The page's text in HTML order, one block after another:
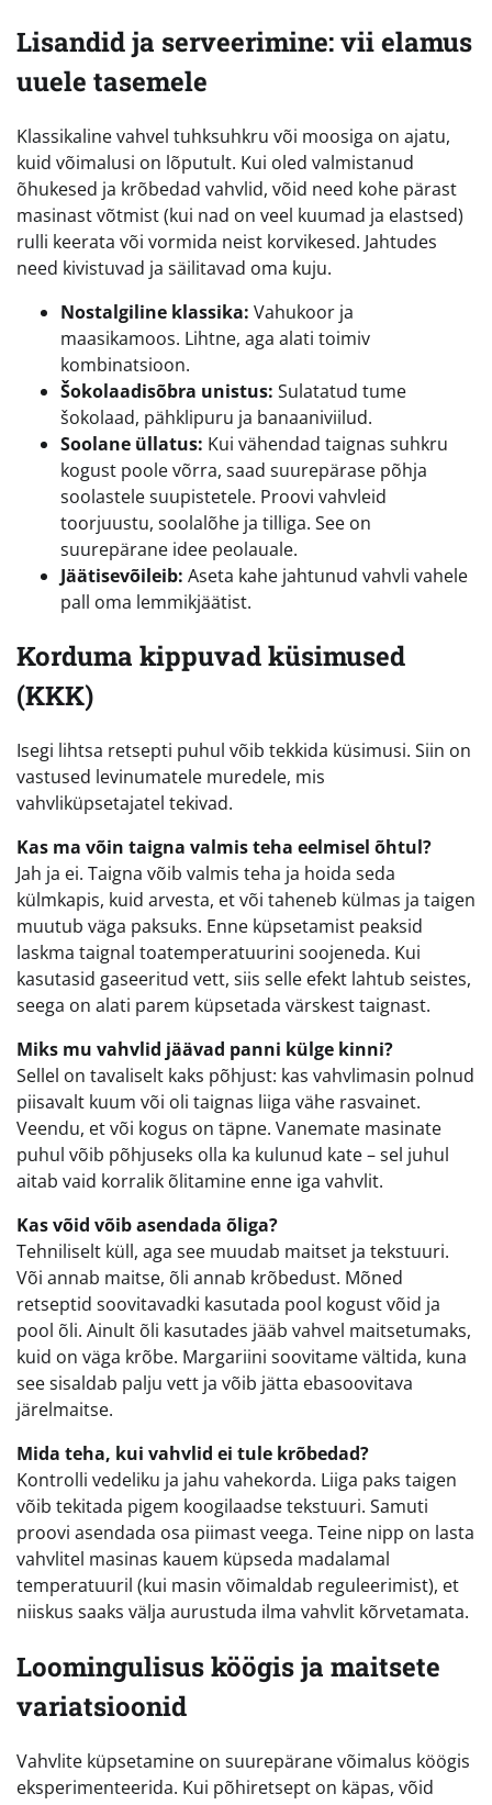
Lisandid ja serveerimine: vii elamus
uuele tasemele
Klassikaline vahvel tuhksuhkru või moosiga on ajatu,
kuid võimalusi on lõputult. Kui oled valmistanud
õhukesed ja krõbedad vahvlid, võid need kohe pärast
masinast võtmist (kui nad on veel kuumad ja elastsed)
rulli keerata või vormida neist korvikesed. Jahtudes
need kivistuvad ja säilitavad oma kuju.
Nostalgiline klassika: Vahukoor ja
maasikamoos. Lihtne, aga alati toimiv
kombinatsioon.
Šokolaadisõbra unistus: Sulatatud tume
šokolaad, pähklipuru ja banaaniviilud.
Soolane üllatus: Kui vähendad taignas suhkru
kogust poole võrra, saad suurepärase põhja
soolastele suupistetele. Proovi vahvleid
toorjuustu, soolalõhe ja tilliga. See on
suurepärane idee peolauale.
Jäätisevõileib: Aseta kahe jahtunud vahvli vahele
pall oma lemmikjäätist.
Korduma kippuvad küsimused
(KKK)
Isegi lihtsa retsepti puhul võib tekkida küsimusi. Siin on
vastused levinumatele muredele, mis
vahvliküpsetajatel tekivad.
Kas ma võin taigna valmis teha eelmisel õhtul?
Jah ja ei. Taigna võib valmis teha ja hoida seda
külmkapis, kuid arvesta, et või taheneb külmas ja taigen
muutub väga paksuks. Enne küpsetamist peaksid
laskma taignal toatemperatuurini soojeneda. Kui
kasutasid gaseeritud vett, siis selle efekt lahtub seistes,
seega on alati parem küpsetada värskest taignast.
Miks mu vahvlid jäävad panni külge kinni?
Sellel on tavaliselt kaks põhjust: kas vahvlimasin polnud
piisavalt kuum või oli taignas liiga vähe rasvainet.
Veendu, et või kogus on täpne. Vanemate masinate
puhul võib põhjuseks olla ka kulunud kate – sel juhul
aitab vaid korralik õlitamine enne iga vahvlit.
Kas võid võib asendada õliga?
Tehniliselt küll, aga see muudab maitset ja tekstuuri.
Või annab maitse, õli annab krõbedust. Mõned
retseptid soovitavadki kasutada pool kogust võid ja
pool õli. Ainult õli kasutades jääb vahvel maitsetumaks,
kuid on väga krõbe. Margariini soovitame vältida, kuna
see sisaldab palju vett ja võib jätta ebasoovitava
järelmaitse.
Mida teha, kui vahvlid ei tule krõbedad?
Kontrolli vedeliku ja jahu vahekorda. Liiga paks taigen
võib tekitada pigem koogilaadse tekstuuri. Samuti
proovi asendada osa piimast veega. Teine nipp on lasta
vahvlitel masinas kauem küpseda madalamal
temperatuuril (kui masin võimaldab reguleerimist), et
niiskus saaks välja aurustuda ilma vahvlit kõrvetamata.
Loomingulisus köögis ja maitsete
variatsioonid
Vahvlite küpsetamine on suurepärane võimalus köögis
eksperimenteerida. Kui põhiretsept on käpas, võid